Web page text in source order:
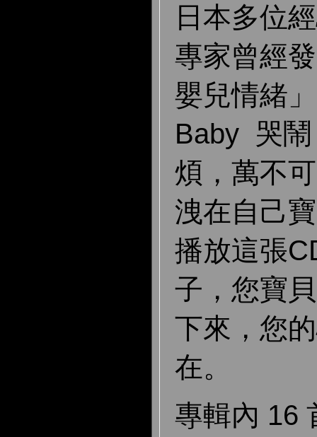
日本多位
專家曾經
嬰兒情緒
Baby 哭鬧
煩，萬不
洩在自己
播放這張
子，您寶
下來，您
在。
專輯內 16